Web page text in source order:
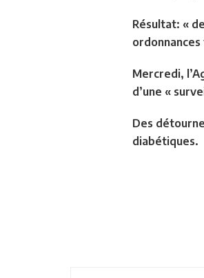
Résultat: «
Mercredi,
d’une «
Des
diabétiques.